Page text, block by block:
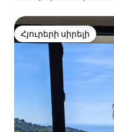
Հյուրերի սիրելի
Հյուրերի սիրելի